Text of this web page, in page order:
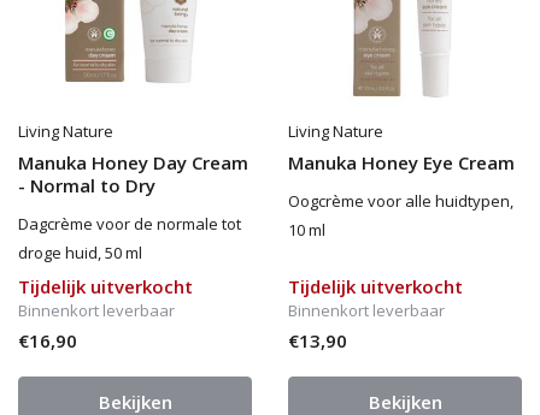
Living Nature
Manuka Honey Day Cream
- Normal to Dry
Dagcrème voor de normale tot
droge huid, 50 ml
Tijdelijk uitverkocht
Binnenkort leverbaar
€16,90
Bekijken
Living Nature
Manuka Honey Eye Cream
Oogcrème voor alle huidtypen,
10 ml
Tijdelijk uitverkocht
Binnenkort leverbaar
€13,90
Bekijken